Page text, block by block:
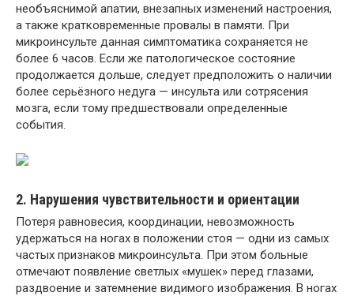
необъяснимой апатии, внезапных изменений настроения,
а также кратковременные провалы в памяти. При
микроинсульте данная симптоматика сохраняется не
более 6 часов. Если же патологическое состояние
продолжается дольше, следует предположить о наличии
более серьёзного недуга — инсульта или сотрясения
мозга, если тому предшествовали определенные
события.
2. Нарушения чувствительности и ориентации
Потеря равновесия, координации, невозможность
удержаться на ногах в положении стоя — одни из самых
частых признаков микроинсульта. При этом больные
отмечают появление светлых «мушек» перед глазами,
раздвоение и затемнение видимого изображения. В ногах